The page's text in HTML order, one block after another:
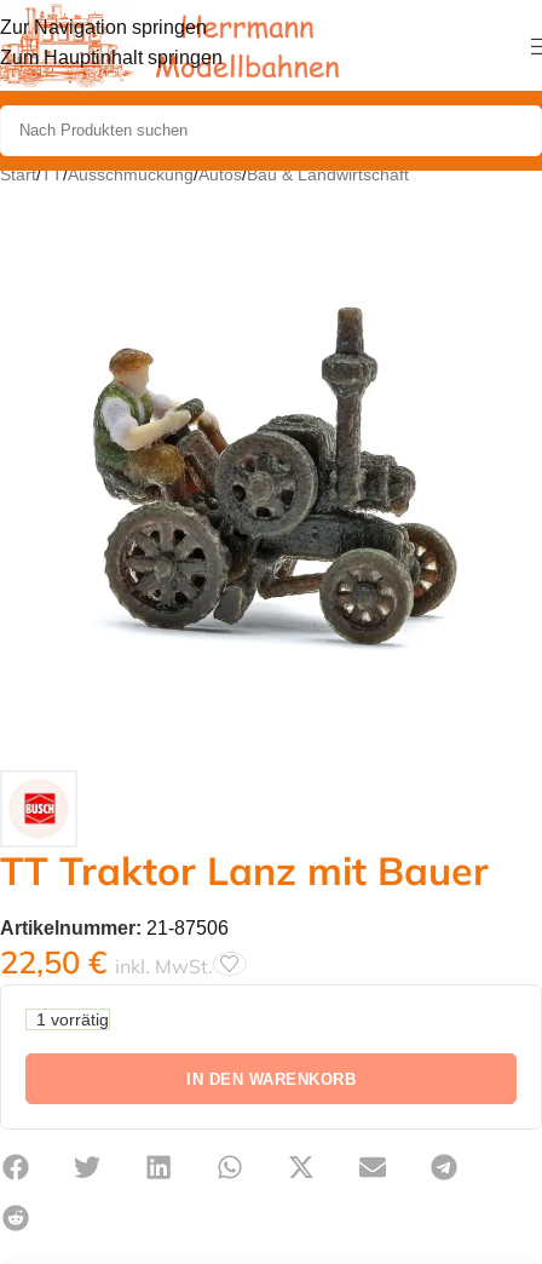
Zur Navigation springen
Zum Hauptinhalt springen
Start/TT/Ausschmückung/Autos/Bau & Landwirtschaft
TT Traktor Lanz mit Bauer
Artikelnummer: 21-87506
22,50 € inkl. MwSt.
1 vorrätig
IN DEN WARENKORB